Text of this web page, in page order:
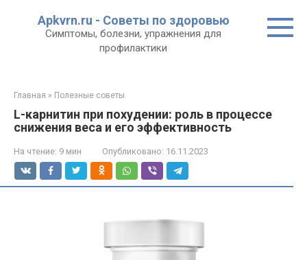
Apkvrn.ru - Советы по здоровью
Симптомы, болезни, упражнения для
профилактики
Главная » Полезные советы
L-карнитин при похудении: роль в процессе
снижения веса и его эффективность
На чтение: 9 мин Опубликовано: 16.11.2023